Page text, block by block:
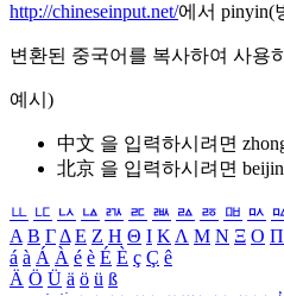
http://chineseinput.net/에서 pinyin(
변환된 중국어를 복사하여 사용
예시)
中文 을 입력하시려면
北京 을 입력하시려면
ㅥ ㅦ ㅧ ㅨ ㅩ ㅪ ㅫ ㅬ ㅭ ㅮ ㅯ
Α Β ΓΔ Ε Ζ Η Θ Ι ΚΛ Μ Ν Ξ Ο Π
á à Á À é è É È ç Ç ê
Ä Ö Ü ä ö ü ß